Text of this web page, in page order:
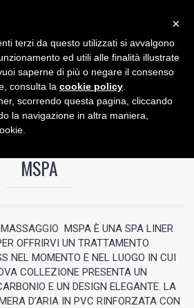
0
MSPA
MSPA È UNA SPA LINER
OFFRIRVI UN TRATTAMENTO
NEL MOMENTO E NEL LUOGO IN CUI
COLLEZIONE PRESENTA UN
E UN DESIGN ELEGANTE. LA
D’ARIA IN PVC RINFORZATA CON
×
terzi da questo utilizzati si avvalgono
ed utili alle finalità illustrate
saperne di più o negare il consenso
consulta la cookie policy
scorrendo questa pagina, cliccando
la navigazione in altra maniera,